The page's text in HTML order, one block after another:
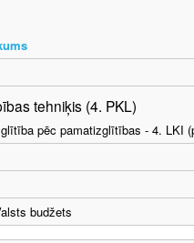
tehniķis (4. PKL)
pēc pamatizglītības - 4. LKI
budžets